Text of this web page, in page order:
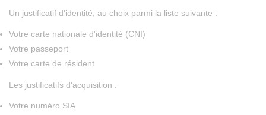
Un justificatif d'identité, au choix parmi la liste suivante :
Votre carte nationale d'identité (CNI)
Votre passeport
Votre carte de résident
Les justificatifs d'acquisition :
Votre numéro SIA